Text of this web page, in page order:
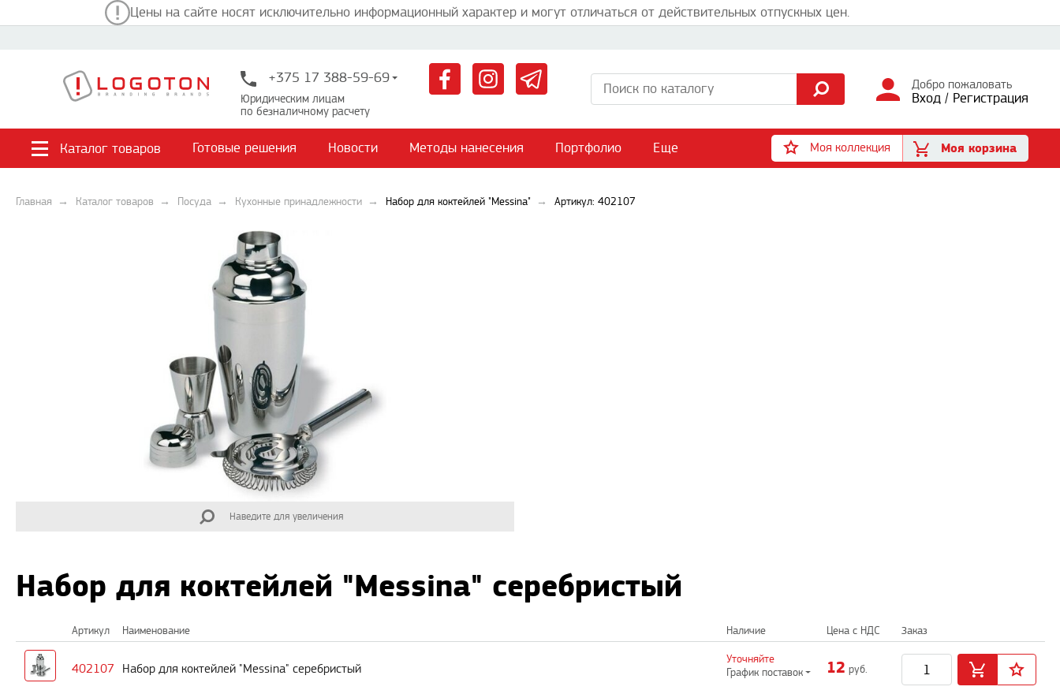
Цены на сайте носят исключительно информационный характер и могут отличаться от действительных отпускных цен.
+375 17 388-59-69
Юридическим лицам
по безналичному расчету
Добро пожаловать
Вход / Регистрация
Каталог товаров Готовые решения Новости Методы нанесения Портфолио Еще Моя коллекция Моя корзина
Главная Каталог товаров Посуда Кухонные принадлежности Набор для коктейлей "Messina" Артикул: 402107
Наведите для увеличения
Набор для коктейлей "Messina" серебристый
Артикул Наименование Наличие Цена с НДС Заказ
402107 Набор для коктейлей "Messina" серебристый
Уточняйте
График поставок
12 руб.